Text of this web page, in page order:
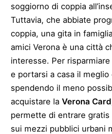
soggiorno di coppia
Tuttavia, che abbiate
coppia, una gita in
amici Verona è una città
interesse. Per
e portarsi a casa il
spendendo il meno
acquistare laVerona Card
permette di entrare
sui mezzi pubblici urbani